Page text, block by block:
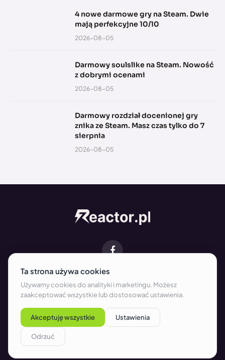
4 nowe darmowe gry na Steam. Dwie
mają perfekcyjne 10/10
2026-08-05
Darmowy soulslike na Steam. Nowość
z dobrymi ocenami
2026-08-05
Darmowy rozdział docenionej gry
znika ze Steam. Masz czas tylko do 7
sierpnia
2026-08-05
Facebook
O NAS KONTAKT REDAKCJA
WSPÓŁPRACA
REKLAMA
REGULAMIN
POLITYKA PRYWATNOŚCI I COOKIES
Copyright © 2026 Reactor.pl. All rights reserved.